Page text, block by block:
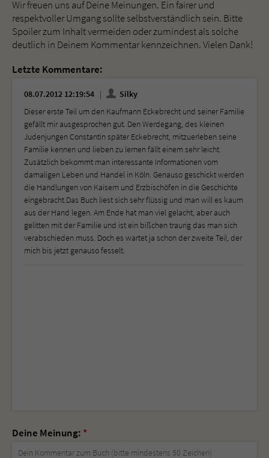
Wir freuen uns auf Deine Meinungen. Ein fairer und
respektvoller Umgang sollte selbstverständlich sein. Bitte
Spoiler zum Inhalt vermeiden oder zumindest als solche
deutlich in Deinem Kommentar kennzeichnen. Vielen Dank!
Letzte Kommentare:
08.07.2012 12:19:54
Silky
Dieser erste Teil um den Kaufmann Eckebrecht und seiner Familie
gefällt mir ausgesprochen gut. Den Werdegang, des kleinen
Judenjungen Constantin später Eckebrecht, mitzuerleben seine
Familie kennen und lieben zu lernen fällt einem sehr leicht.
Zusätzlich bekommt man interessante Informationen vom
damaligen Leben und Handel in Köln. Genauso geschickt werden
die Handlungen von Kaisern und Erzbischöfen in die Geschichte
eingebracht.Das Buch liest sich sehr flüssig und man will es kaum
aus der Hand legen. Am Ende hat man viel gelacht, aber auch
gelitten mit der Familie und ist ein bißchen traurig das man sich
verabschieden muss. Doch es wartet ja schon der zweite Teil, der
mich bis jetzt genauso fesselt.
Deine Meinung: *